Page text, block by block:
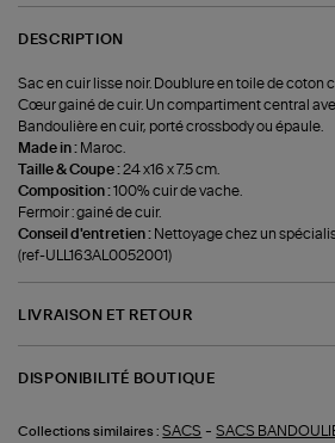
DESCRIPTION
Sac en cuir lisse noir. Doublure en toile de coton
Cœur gainé de cuir. Un compartiment central
Bandoulière en cuir, porté crossbody ou épaule.
Made in : Maroc.
Taille & Coupe :24 x16 x 7.5 cm.
Composition :100% cuir de vache.
Fermoir : gainé de cuir.
Conseil d'entretien : Nettoyage chez un
(ref-ULL163AL0052001)
LIVRAISON ET RETOUR
DISPONIBILITÉ BOUTIQUE
Collections similaires : SACS -SACS